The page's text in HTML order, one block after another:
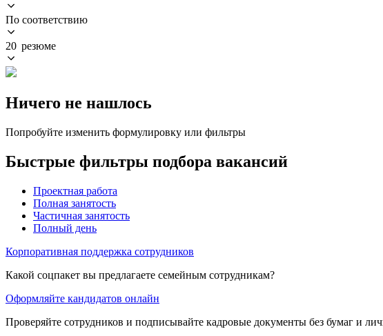
По соответствию
20 резюме
Ничего не нашлось
Попробуйте изменить формулировку или фильтры
Быстрые фильтры подбора вакансий
Проектная работа
Полная занятость
Частичная занятость
Полный день
Корпоративная поддержка сотрудников
Какой соцпакет вы предлагаете семейным сотрудникам?
Оформляйте кандидатов онлайн
Проверяйте сотрудников и подписывайте кадровые документы без бумаг и